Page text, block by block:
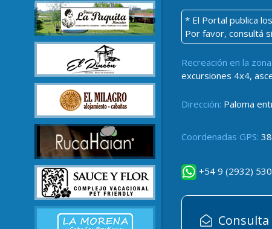
* El Portal publica
Por favor, consultá
Recreación en la zona:
excursiones 4x4,
Dirección: Paloma
Coordenadas GPS:
+54 9 (2932)
Consulta